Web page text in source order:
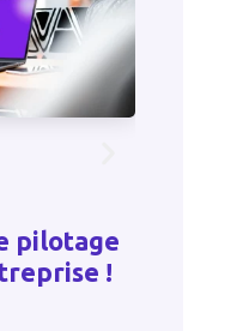
pilotage
!